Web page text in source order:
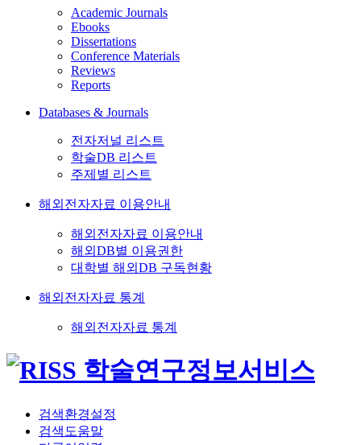
Academic Journals
Ebooks
Dissertations
Conference Materials
Reviews
Reports
Databases & Journals
전자저널 리스트
학술DB 리스트
주제별 리스트
해외전자자료 이용안내
해외전자자료 이용안내
해외DB별 이용권한
대학별 해외DB 구독현황
해외전자자료 통계
해외전자자료 통계
검색환경설정
검색도움말